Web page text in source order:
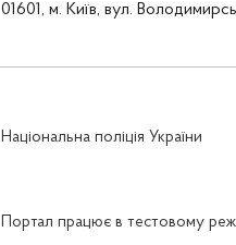
01601, м. Київ, вул.
Національна поліція України
Портал працює в тестовому